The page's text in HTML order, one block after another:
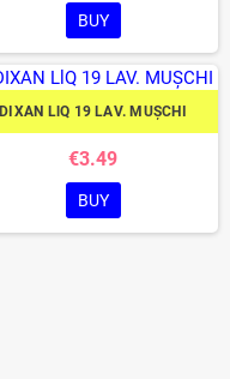
BUY
DIXAN LlQ 19 LAV. MUȘCHI
€3.49
BUY